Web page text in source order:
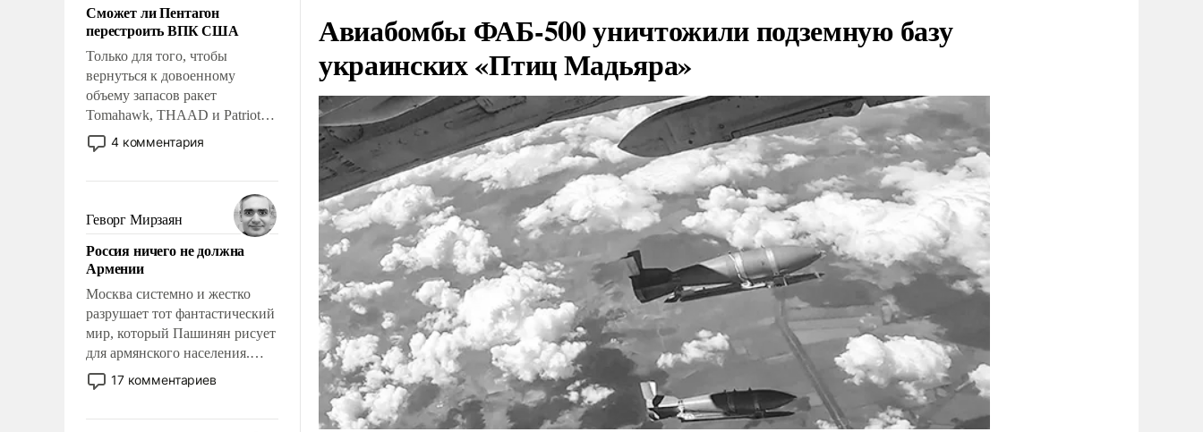
Сможет ли Пентагон
перестроить ВПК США
Только для того, чтобы
вернуться к довоенному
объему запасов ракет
Tomahawk, THAAD и Patriot
США потребуется более трех
лет. Даже небольшая война с
Сложившаяся ситуация
означает многолетний период
уязвимости США, например,
перед Китаем.
4 комментария
Геворг Мирзаян
Россия ничего не должна
Армении
Москва системно и жестко
разрушает тот фантастический
мир, который Пашинян рисует
для армянского населения.
Мир, где политические
прожекты будут безусловно
17 комментариев
Авиабомбы ФАБ-500 уничтожили подземную базу
украинских «Птиц Мадьяра»